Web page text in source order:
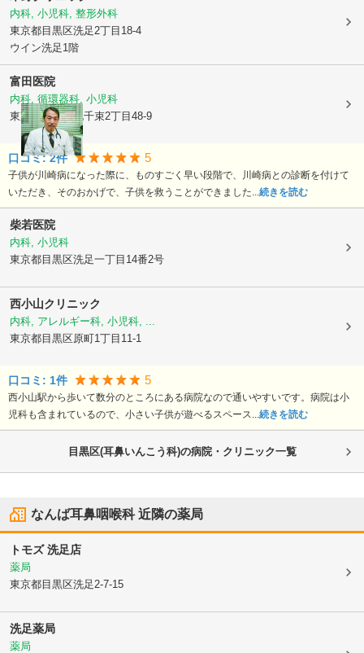
内科, 小児科, 整形外科
東京都目黒区洗足2丁目18-4
ウイン洗足1階
富田医院
内科, 循環器科, 小児科
東京都大田区北千束2丁目48-9
口コミ:2件 5
子供が川崎病になった際に、ものすごく早い段階で、川崎病との診断を付けて
いただき、そのおかげで、子供を救うことができました... 続きを読む
柴若医院
内科, 小児科
東京都目黒区洗足一丁目14番2号
西小山クリニック
内科, アレルギー科, 小児科, ...
東京都目黒区 原町1丁目11-1
口コミ: 1件 5
西小山駅から歩いて数分のところにある病院なので通いやすいです。病院は小
児科も含まれているので、小さい子供が遊べるスペース... 続きを読む
目黒区(耳鼻いんこう科)の病院・クリニック一覧
なんば耳鼻咽喉科近隣の薬局
トモズ 洗足店
薬局
東京都目黒区洗足2-7-15
洗足薬局
薬局